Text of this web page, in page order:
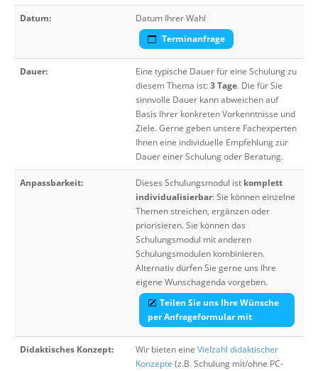
Datum:
Datum Ihrer Wahl
Terminanfrage
Dauer:
Eine typische Dauer für eine Schulung zu
diesem Thema ist:3 Tage. Die für Sie
sinnvolle Dauer kann abweichen auf
Basis Ihrer konkreten Vorkenntnisse und
Ziele. Gerne geben unsere Fachexperten
Ihnen eine individuelle Empfehlung zur
Dauer einer Schulung oder Beratung.
Anpassbarkeit: Dieses Schulungsmodul ist komplett
individualisierbar: Sie können einzelne
Themen streichen, ergänzen oder
priorisieren. Sie können das
Schulungsmodul mit anderen
Schulungsmodulen kombinieren.
Alternativ dürfen Sie gerne uns Ihre
eigene Wunschagenda vorgeben.
Teilen Sie uns Ihre Wünsche
per Anfrageformular mit
Didaktisches Konzept: Wir bieten eine Vielzahl didaktischer
Konzepte (z.B. Schulung mit/ohne PC-